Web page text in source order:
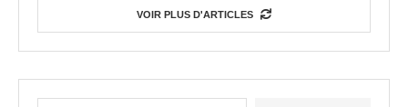
VOIR PLUS D'ARTICLES